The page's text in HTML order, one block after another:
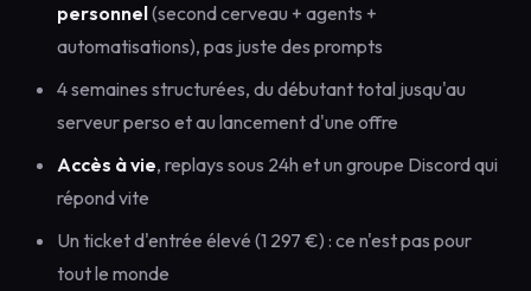
personnel(second cerveau + agents +
automatisations), pas juste des prompts
4 semaines structurées, du débutant total jusqu'au
serveur perso et au lancement d'une offre
Accès à vie, replays sous 24h et un groupe Discord qui
répond vite
Un ticket d'entrée élevé (1 297 €) : ce n'est pas pour
tout le monde